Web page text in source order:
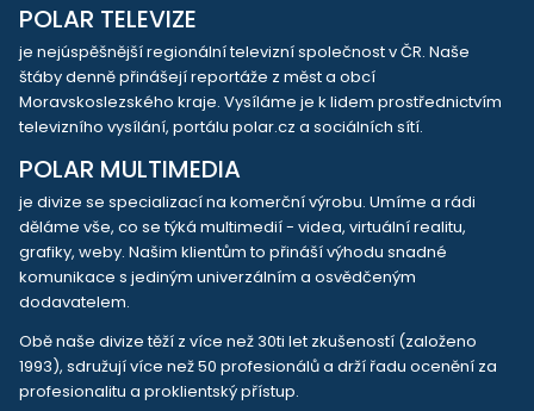
POLAR TELEVIZE
je nejúspěšnější regionální televizní společnost v ČR. Naše
štáby denně přinášejí reportáže z měst a obcí
Moravskoslezského kraje. Vysíláme je k lidem prostřednictvím
televizního vysílání, portálu polar.cz a sociálních sítí.
POLAR MULTIMEDIA
je divize se specializací na komerční výrobu. Umíme a rádi
děláme vše, co se týká multimedií - videa, virtuální realitu,
grafiky, weby. Našim klientům to přináší výhodu snadné
komunikace s jediným univerzálním a osvědčeným
dodavatelem.
Obě naše divize těží z více než 30ti let zkušeností (založeno
1993), sdružují více než 50 profesionálů a drží řadu ocenění za
profesionalitu a proklientský přístup.